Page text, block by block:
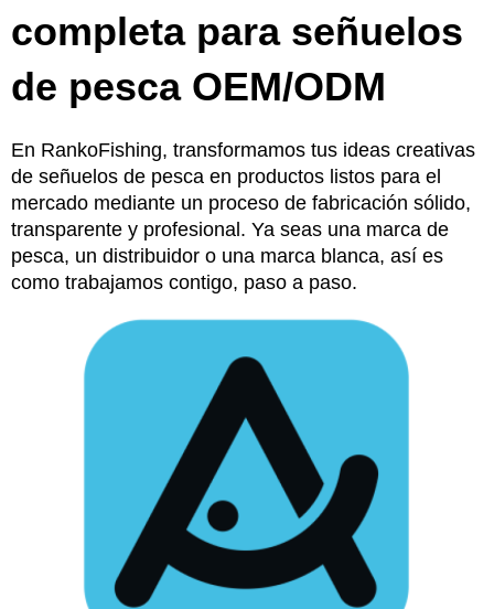
completa para señuelos
de pesca OEM/ODM
En RankoFishing, transformamos tus ideas creativas
de señuelos de pesca en productos listos para el
mercado mediante un proceso de fabricación sólido,
transparente y profesional. Ya seas una marca de
pesca, un distribuidor o una marca blanca, así es
como trabajamos contigo, paso a paso.